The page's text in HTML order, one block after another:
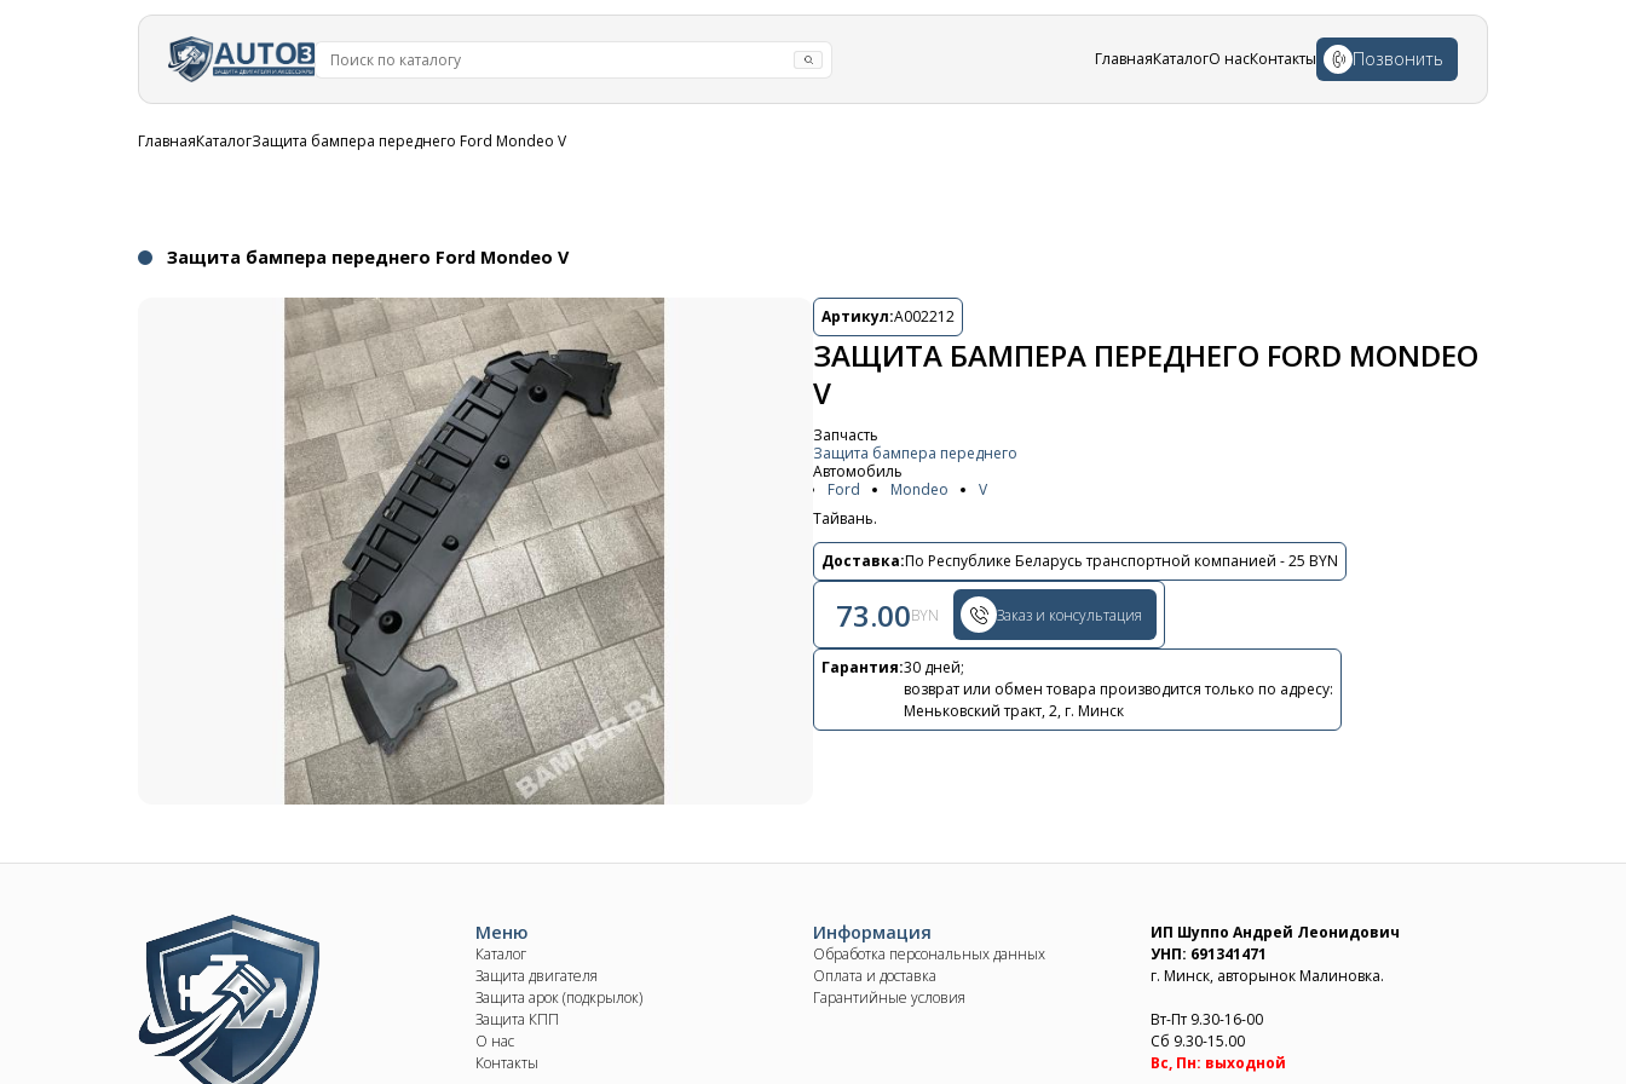
ГлавнаяКаталогО насКонтакты Позвонить
Строка
ГлавнаяКаталогЗащита бампера переднего Ford Mondeo V
Защита бампера переднего Ford Mondeo V
Артикул:A002212
ЗАЩИТА БАМПЕРА ПЕРЕДНЕГО FORD MONDEO
V
Запчасть
Защита бампера переднего
Автомобиль
Ford
Mondeo
V
Тайвань.
Доставка:По Республике Беларусь транспортной компанией - 25 BYN
73.00BYN Заказ и консультация
Гарантия:30 дней;
возврат или обмен товара производится только по адресу:
Меньковский тракт, 2, г. Минск
Контакты
+375 29 870 15 80
Viber
shupik21@bk.ru
Image Меню
Каталог
Защита двигателя
Защита арок (подкрылок)
Защита КПП
О нас
Контакты
Информация
Обработка персональных данных
Оплата и доставка
Гарантийные условия
ИП Шуппо Андрей Леонидович
УНП: 691341471
г. Минск, авторынок Малиновка.
Вт-Пт 9.30-16-00
Сб 9.30-15.00
Вс, Пн: выходной